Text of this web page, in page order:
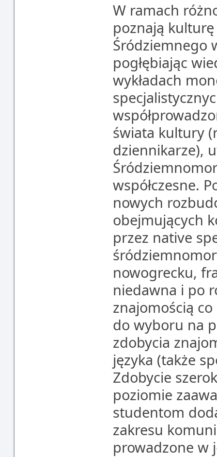
W ramach
poznają
Śródziemnego
pogłębiając
wykładach
świata kultury
dziennikarze),
współczesne.
nowych
obejmujących
przez native
nowogrecku,
niedawna i po
znajomością
do wyboru na
zdobycia
języka (także
Zdobycie
poziomie
studentom
zakresu
prowadzone w